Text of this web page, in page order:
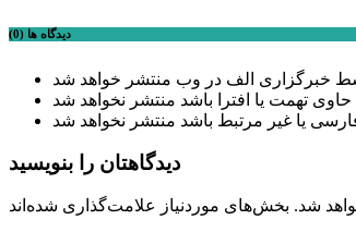
دیدگاه ها (0)
دیدگاهتان را بنویسید
شد.